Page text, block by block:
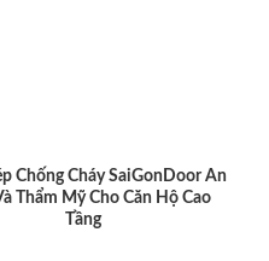
Chống Cháy SaiGonDoor An
Thẩm Mỹ Cho Căn Hộ Cao
Tầng